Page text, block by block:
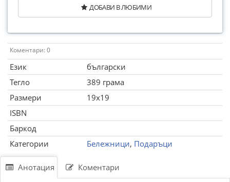
ДОБАВИ В ЛЮБИМИ
Коментари: 0
Език
български
Тегло
389 грама
Размери
19x19
ISBN
Баркод
Категории
Бележници, Подаръци
Анотация Коментари